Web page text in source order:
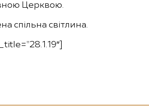
Церквою.
спільна світлина.